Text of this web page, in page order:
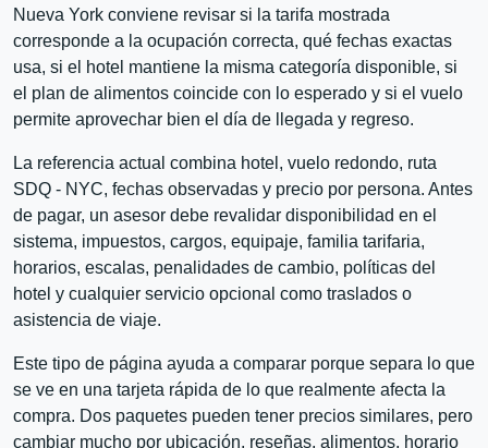
Nueva York conviene revisar si la tarifa mostrada
corresponde a la ocupación correcta, qué fechas exactas
usa, si el hotel mantiene la misma categoría disponible, si
el plan de alimentos coincide con lo esperado y si el vuelo
permite aprovechar bien el día de llegada y regreso.
La referencia actual combina hotel, vuelo redondo, ruta
SDQ - NYC, fechas observadas y precio por persona. Antes
de pagar, un asesor debe revalidar disponibilidad en el
sistema, impuestos, cargos, equipaje, familia tarifaria,
horarios, escalas, penalidades de cambio, políticas del
hotel y cualquier servicio opcional como traslados o
asistencia de viaje.
Este tipo de página ayuda a comparar porque separa lo que
se ve en una tarjeta rápida de lo que realmente afecta la
compra. Dos paquetes pueden tener precios similares, pero
cambiar mucho por ubicación, reseñas, alimentos, horario